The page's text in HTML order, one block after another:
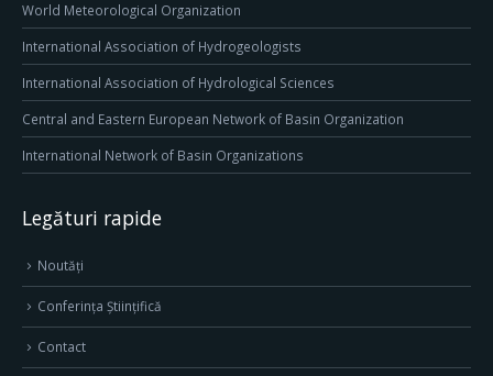
World Meteorological Organization
International Association of Hydrogeologists
International Association of Hydrological Sciences
Central and Eastern European Network of Basin Organization
International Network of Basin Organizations
Legături rapide
Noutăți
Conferința Științifică
Contact